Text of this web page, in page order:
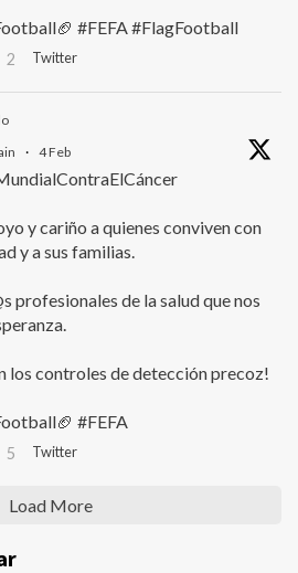
#FEFA #FlagFootball
2 Twitter
· 4 Feb
y cariño a quienes conviven con
y a sus familias.
profesionales de la salud que nos
los controles de detección precoz!
#FEFA
5 Twitter
Load More